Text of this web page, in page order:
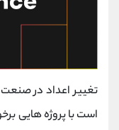
تغییر اعداد در
است با پروژه هایی برخورد